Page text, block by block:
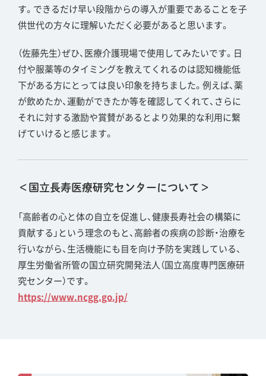
す。できるだけ早い段階からの導入が重要であることを子
供世代の方々に理解いただく必要があると思います。
（佐藤先生）ぜひ、医療介護現場で使用してみたいです。日
付や服薬等のタイミングを教えてくれるのは認知機能低
下がある方にとっては良い印象を持ちました。例えば、薬
が飲めたか、運動ができたか等を確認してくれて、さらに
それに対する激励や賞賛があるとより効果的な利用に繋
げていけると感じます。
＜国立長寿医療研究センターについて＞
「高齢者の心と体の自立を促進し、健康長寿社会の構築に
貢献する」という理念のもと、高齢者の疾病の診断・治療を
行いながら、生活機能にも目を向け予防を実践している、
厚生労働省所管の国立研究開発法人（国立高度専門医療研
究センター）です。
https://www.ncgg.go.jp/